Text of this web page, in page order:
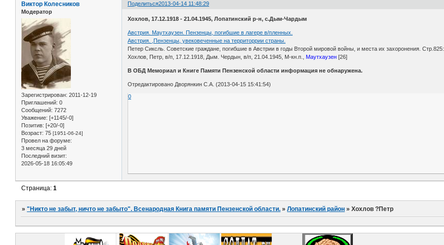
Поделиться2013-04-14 11:48:29
Виктор Колесников
Модератор
Зарегистрирован: 2011-12-19
Приглашений: 0
Сообщений: 7272
Уважение: [+1145/-0]
Позитив: [+20/-0]
Возраст: 75 [1951-06-24]
Провел на форуме:
3 месяца 29 дней
Последний визит:
2026-05-18 16:05:49
Хохлов, 17.12.1918 - 21.04.1945, Лопатинский р-н, с.Дым-Чардым
Австрия. Маутхаузен. Пензенцы, погибшие в лагере в/пленных.
Австрия. ,Пензенцы, увековеченные на территоррии страны.
Петер Сиксль. Советские граждане, погибшие в Австрии в годы Второй мировой войны, и места их захоронения. Стр.825:
Хохлов, Петр, в/п, 17.12.1918, Дым. Чердын, в/п, 21.04.1945, М-кн.п., Маутхаузен [26]
В ОБД Мемориал и Книге Памяти Пензенской области информация не обнаружена.
Отредактировано Дворянкин С.А. (2013-04-15 15:41:54)
0
Страница:1
»"Никто не забыт, ничто не забыто". Всенародная Книга памяти Пензенской области. »Лопатинский район »Хохлов ?Петр